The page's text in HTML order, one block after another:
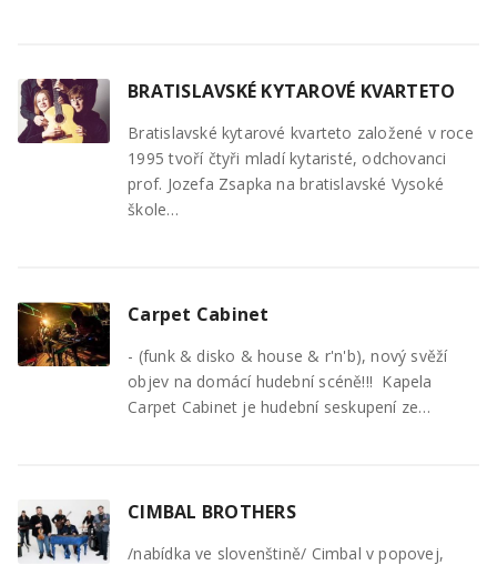
BRATISLAVSKÉ KYTAROVÉ KVARTETO
Bratislavské kytarové kvarteto založené v roce
1995 tvoří čtyři mladí kytaristé, odchovanci
prof. Jozefa Zsapka na bratislavské Vysoké
škole…
Carpet Cabinet
- (funk & disko & house & r'n'b), nový svěží
objev na domácí hudební scéně!!! Kapela
Carpet Cabinet je hudební seskupení ze…
CIMBAL BROTHERS
/nabídka ve slovenštině/ Cimbal v popovej,